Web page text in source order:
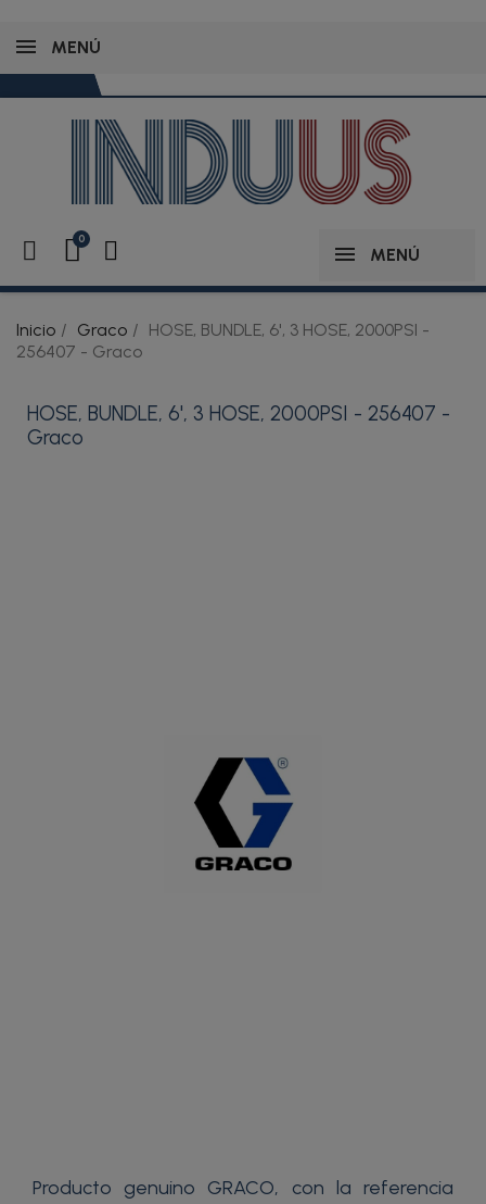
MENÚ
MENÚ
Inicio Graco
HOSE, BUNDLE, 6', 3 HOSE, 2000PSI -
256407 - Graco
HOSE, BUNDLE, 6', 3 HOSE, 2000PSI - 256407 -
Graco
Producto genuino GRACO, con la referencia